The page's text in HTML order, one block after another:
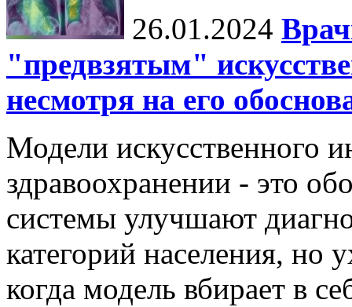
26.01.2024
"предвзятым"
несмотря на его
Модели искусственного
здравоохранении - это
системы улучшают
категорий населения, но
когда модель вбирает в